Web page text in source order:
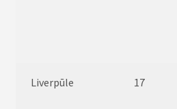
Liverpūle 17